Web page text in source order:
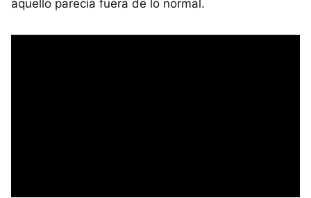
aquello parecía fuera de lo normal.